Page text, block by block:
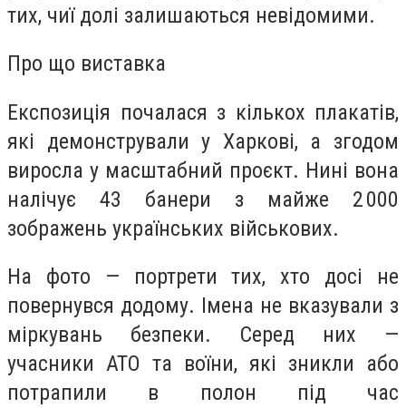
тих, чиї долі залишаються невідомими.
Про що виставка
Експозиція почалася з кількох плакатів,
які демонстрували у Харкові, а згодом
виросла у масштабний проєкт. Нині вона
налічує 43 банери з майже 2 000
зображень українських військових.
На фото — портрети тих, хто досі не
повернувся додому. Імена не вказували з
міркувань безпеки. Серед них —
учасники АТО та воїни, які зникли або
потрапили в полон під час